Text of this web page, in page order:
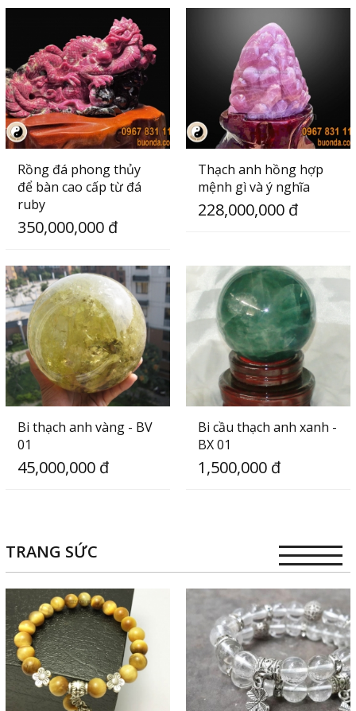
Rồng đá phong thủy
để bàn cao cấp từ đá
ruby
350,000,000 đ
Thạch anh hồng hợp
mệnh gì và ý nghĩa
228,000,000 đ
Bi thạch anh vàng - BV
01
45,000,000 đ
Bi cầu thạch anh xanh -
BX 01
1,500,000 đ
TRANG SỨC